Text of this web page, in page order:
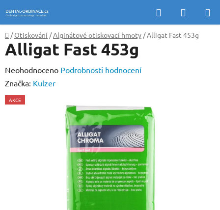
na
obsah
Hledat
KOŠÍK
Domů
/ Otiskování /Alginátové otiskovací hmoty /Alligat Fast 453g
Alligat Fast 453g
Průměrné
hodnocení
produktu
Neohodnoceno Podrobnosti hodnocení
Značka: Kulzer
AKCE